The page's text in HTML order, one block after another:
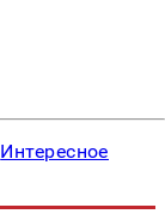
Интересное